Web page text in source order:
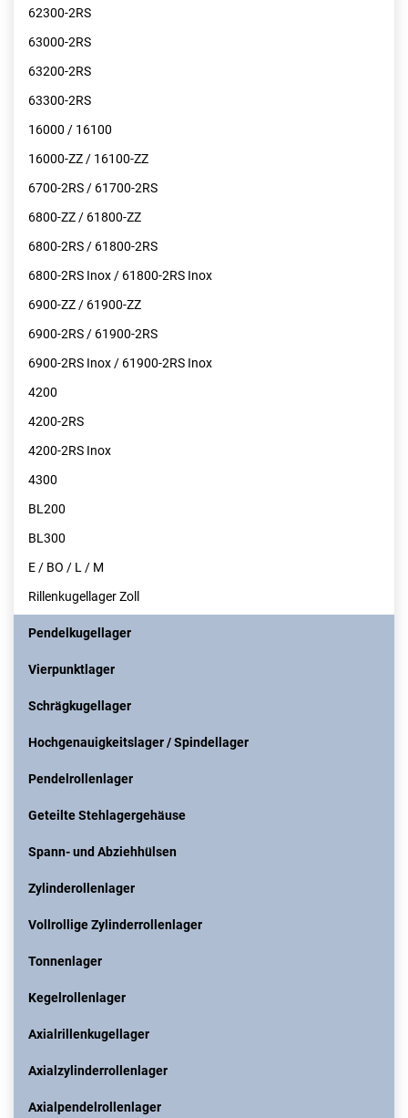
62300-2RS
63000-2RS
63200-2RS
63300-2RS
16000 / 16100
16000-ZZ / 16100-ZZ
6700-2RS / 61700-2RS
6800-ZZ / 61800-ZZ
6800-2RS / 61800-2RS
6800-2RS Inox / 61800-2RS Inox
6900-ZZ / 61900-ZZ
6900-2RS / 61900-2RS
6900-2RS Inox / 61900-2RS Inox
4200
4200-2RS
4200-2RS Inox
4300
BL200
BL300
E / BO / L / M
Rillenkugellager Zoll
Pendelkugellager
Vierpunktlager
Schrägkugellager
Hochgenauigkeitslager / Spindellager
Pendelrollenlager
Geteilte Stehlagergehäuse
Spann- und Abziehhülsen
Zylinderollenlager
Vollrollige Zylinderrollenlager
Tonnenlager
Kegelrollenlager
Axialrillenkugellager
Axialzylinderrollenlager
Axialpendelrollenlager